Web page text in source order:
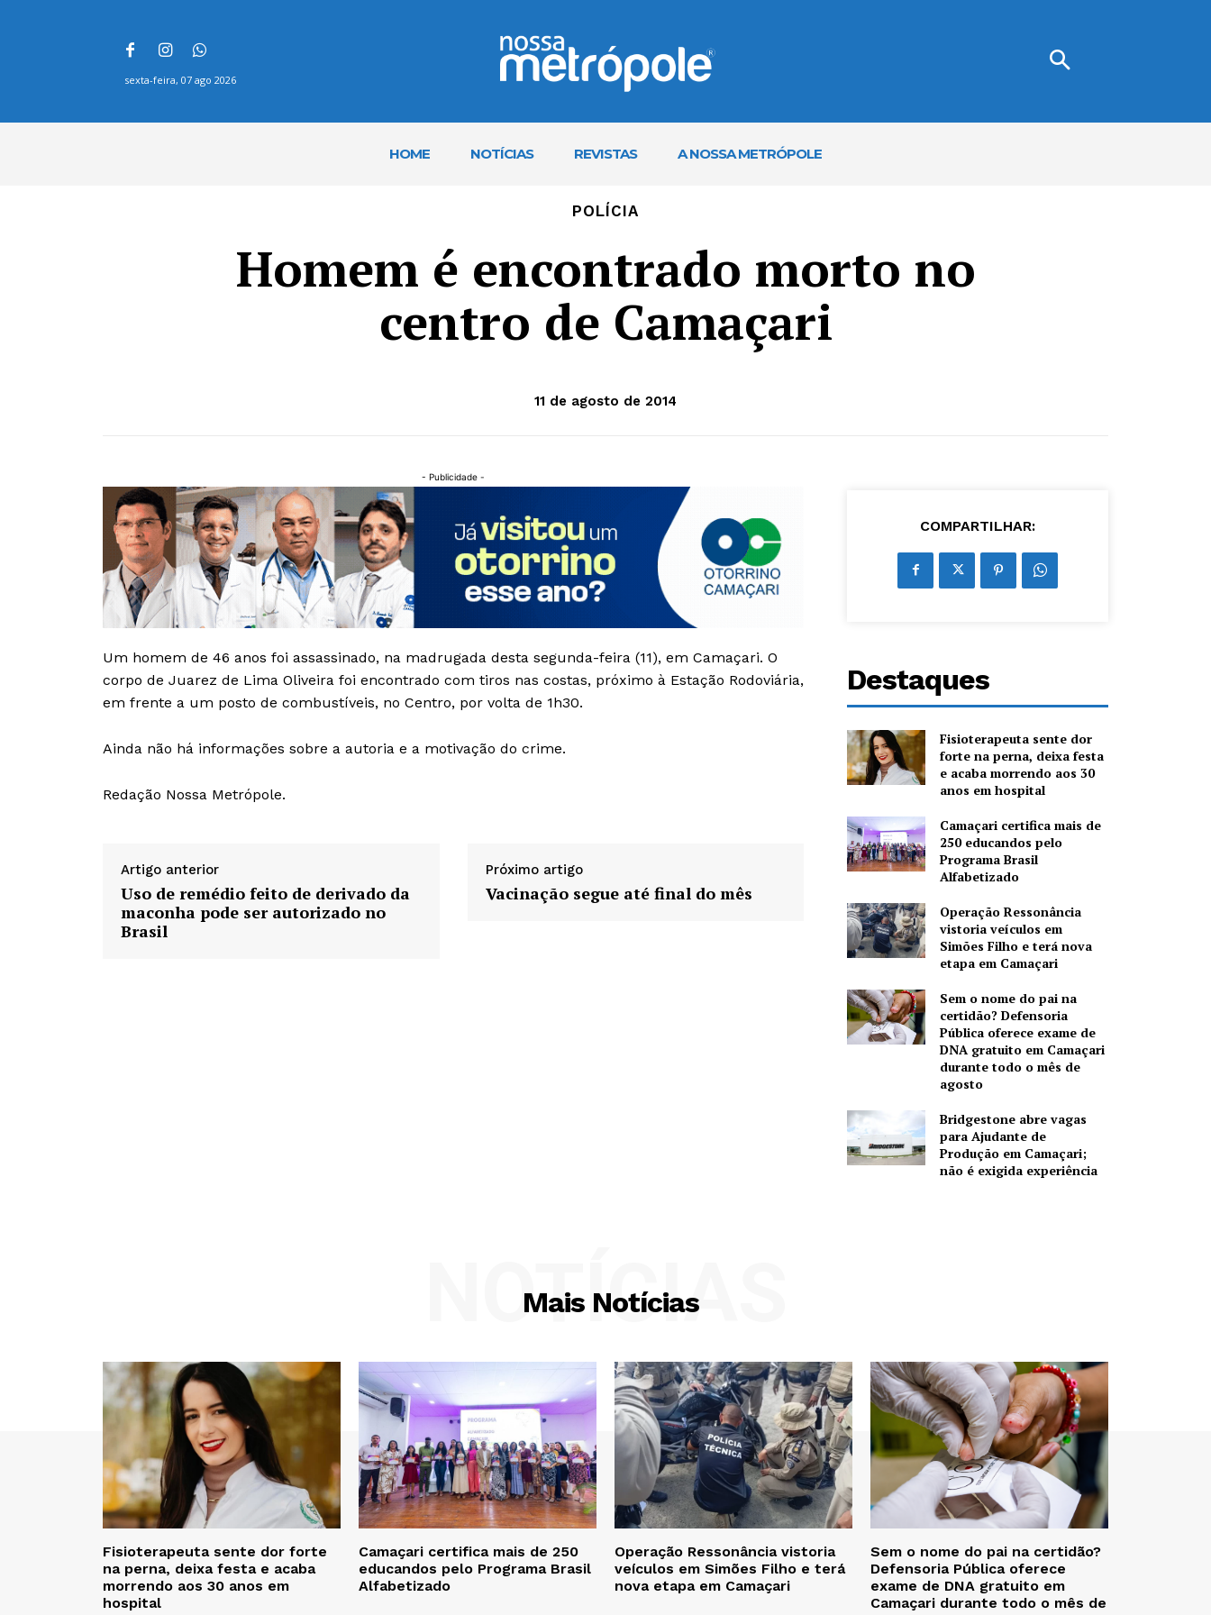
sexta-feira, 07 ago 2026
HOME NOTÍCIAS REVISTAS A NOSSA METRÓPOLE
POLÍCIA
Homem é encontrado morto no
centro de Camaçari
11 de agosto de 2014
- Publicidade -
Um homem de 46 anos foi assassinado, na madrugada desta segunda-feira (11), em Camaçari. O
corpo de Juarez de Lima Oliveira foi encontrado com tiros nas costas, próximo à Estação Rodoviária,
em frente a um posto de combustíveis, no Centro, por volta de 1h30.
Ainda não há informações sobre a autoria e a motivação do crime.
Redação Nossa Metrópole.
Artigo anterior
Uso de remédio feito de derivado da
maconha pode ser autorizado no
Brasil
Próximo artigo
Vacinação segue até final do mês
COMPARTILHAR:
Destaques
Fisioterapeuta sente dor
forte na perna, deixa festa
e acaba morrendo aos 30
anos em hospital
Camaçari certifica mais de
250 educandos pelo
Programa Brasil
Alfabetizado
Operação Ressonância
vistoria veículos em
Simões Filho e terá nova
etapa em Camaçari
Sem o nome do pai na
certidão? Defensoria
Pública oferece exame de
DNA gratuito em Camaçari
durante todo o mês de
agosto
Bridgestone abre vagas
para Ajudante de
Produção em Camaçari;
não é exigida experiência
Mais Notícias
NOTÍCIAS
Fisioterapeuta sente dor forte
na perna, deixa festa e acaba
morrendo aos 30 anos em
hospital
Camaçari certifica mais de 250
educandos pelo Programa Brasil
Alfabetizado
Operação Ressonância vistoria
veículos em Simões Filho e terá
nova etapa em Camaçari
Sem o nome do pai na certidão?
Defensoria Pública oferece
exame de DNA gratuito em
Camaçari durante todo o mês de